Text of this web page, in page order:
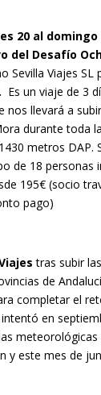
20 al domingo
del Desafío
Sevilla Viajes SL
Es un viaje de 3
nos llevará a
durante toda
metros DAP.
de 18 personas
195€ (socio
pago)
tras subir
de
completar el
en
y este mes de